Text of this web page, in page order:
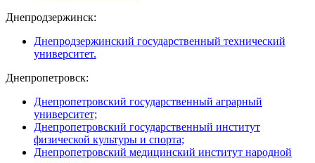
Днепродзержинск:
Днепродзержинский государственный технический
университет.
Днепропетровск:
Днепропетровский государственный аграрный
университет;
Днепропетровский государственный институт
физической культуры и спорта;
Днепропетровский медицинский институт народной